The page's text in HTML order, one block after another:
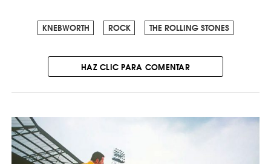
KNEBWORTH ROCK THE ROLLING STONES
HAZ CLIC PARA COMENTAR